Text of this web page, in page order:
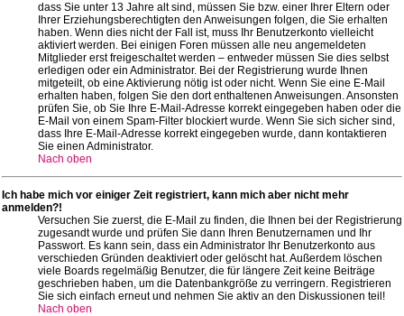
dass Sie unter 13 Jahre alt sind, müssen Sie bzw. einer Ihrer Eltern oder
Ihrer Erziehungsberechtigten den Anweisungen folgen, die Sie erhalten
haben. Wenn dies nicht der Fall ist, muss Ihr Benutzerkonto vielleicht
aktiviert werden. Bei einigen Foren müssen alle neu angemeldeten
Mitglieder erst freigeschaltet werden – entweder müssen Sie dies selbst
erledigen oder ein Administrator. Bei der Registrierung wurde Ihnen
mitgeteilt, ob eine Aktivierung nötig ist oder nicht. Wenn Sie eine E-Mail
erhalten haben, folgen Sie den dort enthaltenen Anweisungen. Ansonsten
prüfen Sie, ob Sie Ihre E-Mail-Adresse korrekt eingegeben haben oder die
E-Mail von einem Spam-Filter blockiert wurde. Wenn Sie sich sicher sind,
dass Ihre E-Mail-Adresse korrekt eingegeben wurde, dann kontaktieren
Sie einen Administrator.
Nach oben
Ich habe mich vor einiger Zeit registriert, kann mich aber nicht mehr
anmelden?!
Versuchen Sie zuerst, die E-Mail zu finden, die Ihnen bei der Registrierung
zugesandt wurde und prüfen Sie dann Ihren Benutzernamen und Ihr
Passwort. Es kann sein, dass ein Administrator Ihr Benutzerkonto aus
verschieden Gründen deaktiviert oder gelöscht hat. Außerdem löschen
viele Boards regelmäßig Benutzer, die für längere Zeit keine Beiträge
geschrieben haben, um die Datenbankgröße zu verringern. Registrieren
Sie sich einfach erneut und nehmen Sie aktiv an den Diskussionen teil!
Nach oben